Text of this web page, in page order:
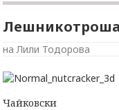
на Лили Тодорова
Чайковски